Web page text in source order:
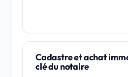
Cadastre et achat
clé du notaire